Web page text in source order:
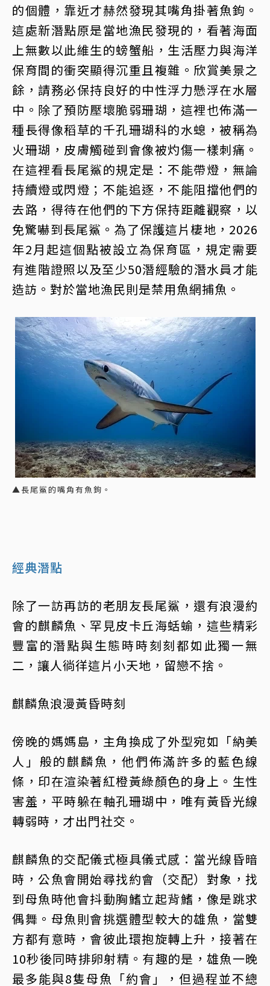
的個體，靠近才赫然發現其嘴角掛著魚鉤。
這處新潛點原是當地漁民發現的，看著海面
上無數以此維生的螃蟹船，生活壓力與海洋
保育間的衝突顯得沉重且複雜。欣賞美景之
餘，請務必保持良好的中性浮力懸浮在水層
中。除了預防壓壞脆弱珊瑚，這裡也佈滿一
種長得像稻草的千孔珊瑚科的水螅，被稱為
火珊瑚，皮膚觸碰到會像被灼傷一樣刺痛。
在這裡看長尾鯊的規定是：不能帶燈，無論
持續燈或閃燈；不能追逐，不能阻擋他們的
去路，得待在他們的下方保持距離觀察，以
免驚嚇到長尾鯊。為了保護這片棲地，2026
年2月起這個點被設立為保育區，規定需要
有進階證照以及至少50潛經驗的潛水員才能
造訪。對於當地漁民則是禁用魚網捕魚。
▲長尾鯊的嘴角有魚鉤。
經典潛點
除了一訪再訪的老朋友長尾鯊，還有浪漫約
會的麒麟魚、罕見皮卡丘海蛞蝓，這些精彩
豐富的潛點與生態時時刻刻都如此獨一無
二，讓人徜徉這片小天地，留戀不捨。
麒麟魚浪漫黃昏時刻
傍晚的媽媽島，主角換成了外型宛如「納美
人」般的麒麟魚，他們佈滿許多的藍色線
條，印在渲染著紅橙黃綠顏色的身上。生性
害羞，平時躲在軸孔珊瑚中，唯有黃昏光線
轉弱時，才出門社交。
麒麟魚的交配儀式極具儀式感：當光線昏暗
時，公魚會開始尋找約會（交配）對象，找
到母魚時他會抖動胸鰭立起背鰭，像是跳求
偶舞。母魚則會挑選體型較大的雄魚，當雙
方都有意時，會彼此環抱旋轉上升，接著在
10秒後同時排卵射精。有趣的是，雄魚一晚
最多能與8隻母魚「約會」，但過程並不總